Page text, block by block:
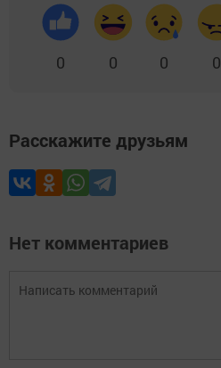
0 0 0 0
Расскажите друзьям
Нет комментариев